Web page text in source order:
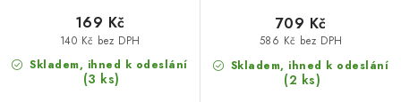
Skladem, ihned k odeslání
(3 ks)
140 Kč bez DPH
169 Kč
Skladem, ihned k odeslání
(2 ks)
586 Kč bez DPH
709 Kč